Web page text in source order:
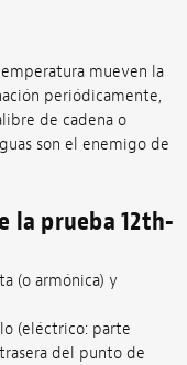
mueven la
periódicamente,
de cadena o
son el enemigo de
la prueba 12th-
(o armónica) y
(eléctrico: parte
del punto de